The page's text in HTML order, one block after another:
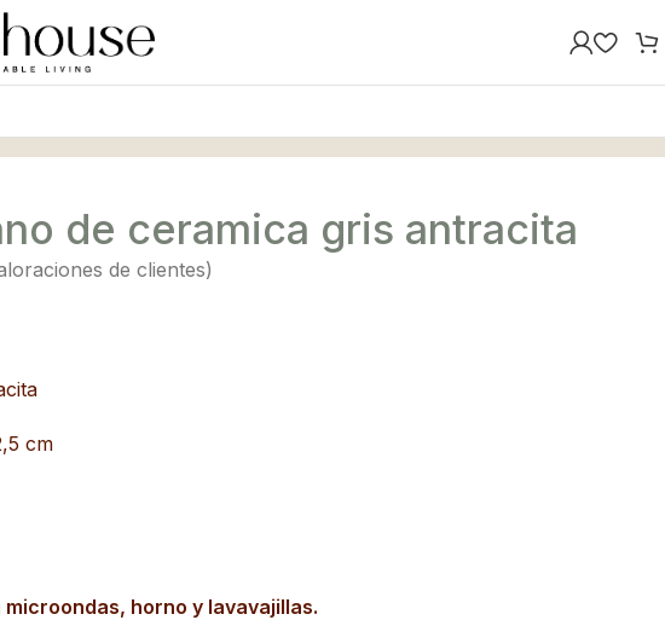
de ceramica gris antracita
de clientes)
cm
horno y lavavajillas.